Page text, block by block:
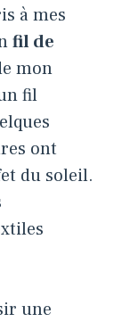
à mes
fil de
mon
fil
ont
du soleil.
une